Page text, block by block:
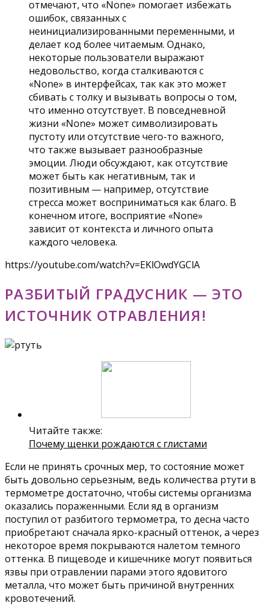
отмечают, что «None» помогает избежать
ошибок, связанных с
неинициализированными переменными, и
делает код более читаемым. Однако,
некоторые пользователи выражают
недовольство, когда сталкиваются с
«None» в интерфейсах, так как это может
сбивать с толку и вызывать вопросы о том,
что именно отсутствует. В повседневной
жизни «None» может символизировать
пустоту или отсутствие чего-то важного,
что также вызывает разнообразные
эмоции. Люди обсуждают, как отсутствие
может быть как негативным, так и
позитивным — например, отсутствие
стресса может восприниматься как благо. В
конечном итоге, восприятие «None»
зависит от контекста и личного опыта
каждого человека.
https://youtube.com/watch?v=EKlOwdYGClA
РАЗБИТЫЙ ГРАДУСНИК — ЭТО
ИСТОЧНИК ОТРАВЛЕНИЯ!
Читайте также:
Почему щенки рождаются с глистами
Если не принять срочных мер, то состояние может
быть довольно серьезным, ведь количества ртути в
термометре достаточно, чтобы системы организма
оказались пораженными. Если яд в организм
поступил от разбитого термометра, то десна часто
приобретают сначала ярко-красный оттенок, а через
некоторое время покрываются налетом темного
оттенка. В пищеводе и кишечнике могут появиться
язвы при отравлении парами этого ядовитого
металла, что может быть причиной внутренних
кровотечений.